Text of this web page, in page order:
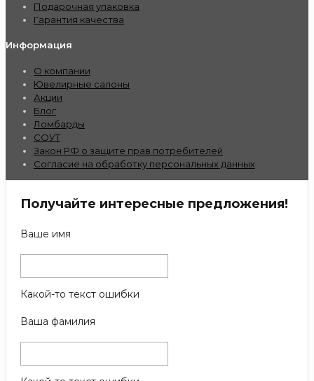
Подарочная упаковка
Гарантия качества
Информация
О компании
Ювелирные салоны
Акции
Блог
Ломбарды
СОУТ
Закон РФ о защите прав потребителей
Согласие на обработку персональных данных
Получайте интересные предложения!
Ваше имя
Какой-то текст ошибки
Ваша фамилия